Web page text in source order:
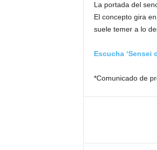
La portada del
El concepto gira
suele temer a lo
Escucha ‘Sensei
*Comunicado de